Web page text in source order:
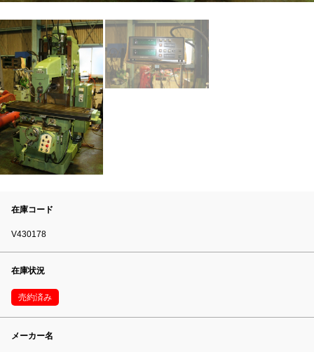
在庫コード
V430178
在庫状況
売約済み
メーカー名